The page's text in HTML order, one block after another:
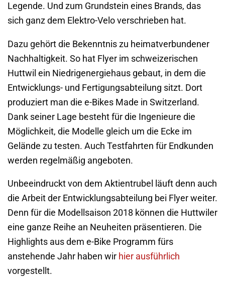
Legende. Und zum Grundstein eines Brands, das
sich ganz dem Elektro-Velo verschrieben hat.
Dazu gehört die Bekenntnis zu heimatverbundener
Nachhaltigkeit. So hat Flyer im schweizerischen
Huttwil ein Niedrigenergiehaus gebaut, in dem die
Entwicklungs- und Fertigungsabteilung sitzt. Dort
produziert man die e-Bikes Made in Switzerland.
Dank seiner Lage besteht für die Ingenieure die
Möglichkeit, die Modelle gleich um die Ecke im
Gelände zu testen. Auch Testfahrten für Endkunden
werden regelmäßig angeboten.
Unbeeindruckt von dem Aktientrubel läuft denn auch
die Arbeit der Entwicklungsabteilung bei Flyer weiter.
Denn für die Modellsaison 2018 können die Huttwiler
eine ganze Reihe an Neuheiten präsentieren. Die
Highlights aus dem e-Bike Programm fürs
anstehende Jahr haben wir hier ausführlich
vorgestellt.